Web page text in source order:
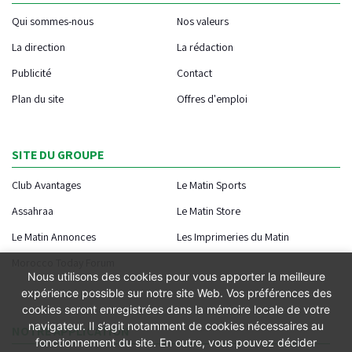
Qui sommes-nous
Nos valeurs
La direction
La rédaction
Publicité
Contact
Plan du site
Offres d'emploi
SITE DU GROUPE
Club Avantages
Le Matin Sports
Assahraa
Le Matin Store
Le Matin Annonces
Les Imprimeries du Matin
NOTRE APPLICATION
Nous utilisons des cookies pour vous apporter la meilleure
expérience possible sur notre site Web. Vos préférences des
cookies seront enregistrées dans la mémoire locale de votre
navigateur. Il s’agit notamment de cookies nécessaires au
fonctionnement du site. En outre, vous pouvez décider